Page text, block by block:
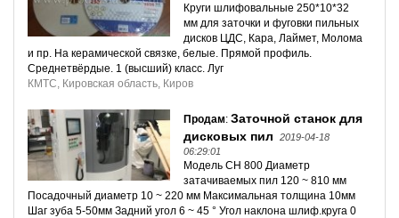
Круги шлифовальные 250*10*32
мм для заточки и фуговки пильных
дисков ЦДС, Кара, Лаймет, Молома
и пр. На керамической связке, белые. Прямой профиль.
Среднетвёрдые. 1 (высший) класс. Луг
КМТС, Кировская область, Киров
Продам: Заточной станок для
дисковых пил
2019-04-18
06:29:01
Модель CH 800 Диаметр
затачиваемых пил 120 ~ 810 мм
Посадочный диаметр 10 ~ 220 мм Максимальная толщина 10мм
Шаг зуба 5-50мм Задний угол 6 ~ 45 ° Угол наклона шлиф.круга 0